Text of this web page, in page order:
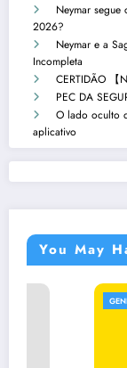
Neymar
2026?
Neymar e a
Incompleta
CERTIDÃO 【
PEC DA
O lado oculto
aplicativo
You May